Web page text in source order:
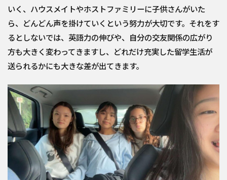
いく、ハウスメイトやホストファミリーに子供さんがいた
ら、どんどん声を掛けていくという努力が大切です。それをす
るとしないでは、英語力の伸びや、自分の交友関係の広がり
方も大きく変わってきますし、どれだけ充実した留学生活が
送られるかにも大きな差が出てきます。